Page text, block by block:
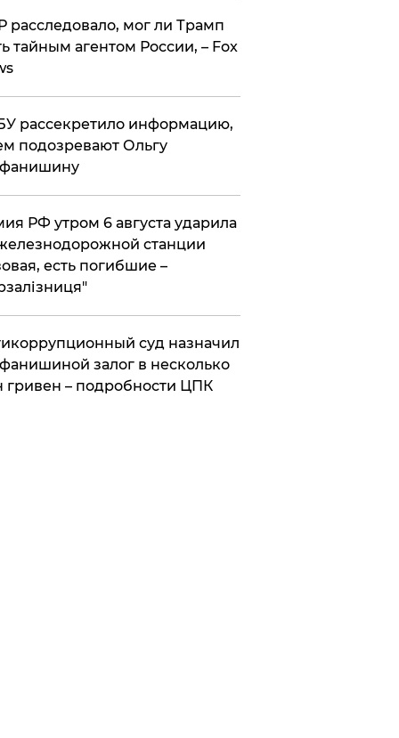
расследовало, мог ли Трамп
тайным агентом России, – Fox
рассекретило информацию,
подозревают Ольгу
РФ утром 6 августа ударила
станции
есть погибшие –
суд назначил
залог в несколько
гривен – подробности ЦПК